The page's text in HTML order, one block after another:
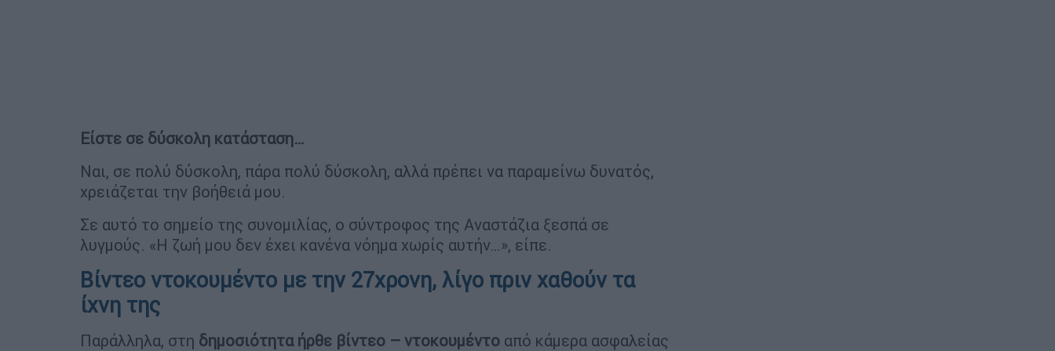
Είστε σε δύσκολη κατάσταση…
Ναι, σε πολύ δύσκολη, πάρα πολύ δύσκολη, αλλά πρέπει να παραμείνω δυνατός,
χρειάζεται την βοήθειά μου.
Σε αυτό το σημείο της συνομιλίας, ο σύντροφος της Αναστάζια ξεσπά σε
λυγμούς. «Η ζωή μου δεν έχει κανένα νόημα χωρίς αυτήν…», είπε.
Βίντεο ντοκουμέντο με την 27χρονη, λίγο πριν χαθούν τα
ίχνη της
Παράλληλα, στη δημοσιότητα ήρθε βίντεο – ντοκουμέντο από κάμερα ασφαλείας